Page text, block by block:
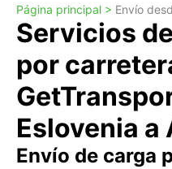
Página principal > Envío
Servicios
por
Eslovenia a
Envío de carga